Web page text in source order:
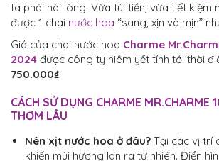
ta phải hài lòng. Vừa túi tiền, vừa tiết kiệm
được 1 chai nước hoa “sang, xịn và mịn”
Giá của chai nước hoa Charme
2024 được công ty niêm yết tính tới thời
750.000₫
CÁCH SỬ DỤNG CHARME
THƠM LÂU
Nên xịt nước hoa ở đâu? Tại các vị trí
khiến mùi hương lan ra tự nhiên. Điển